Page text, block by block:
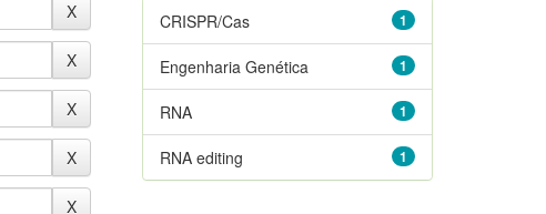
1
CRISPR/Cas
1
Engenharia Genética
1
RNA
1
RNA editing